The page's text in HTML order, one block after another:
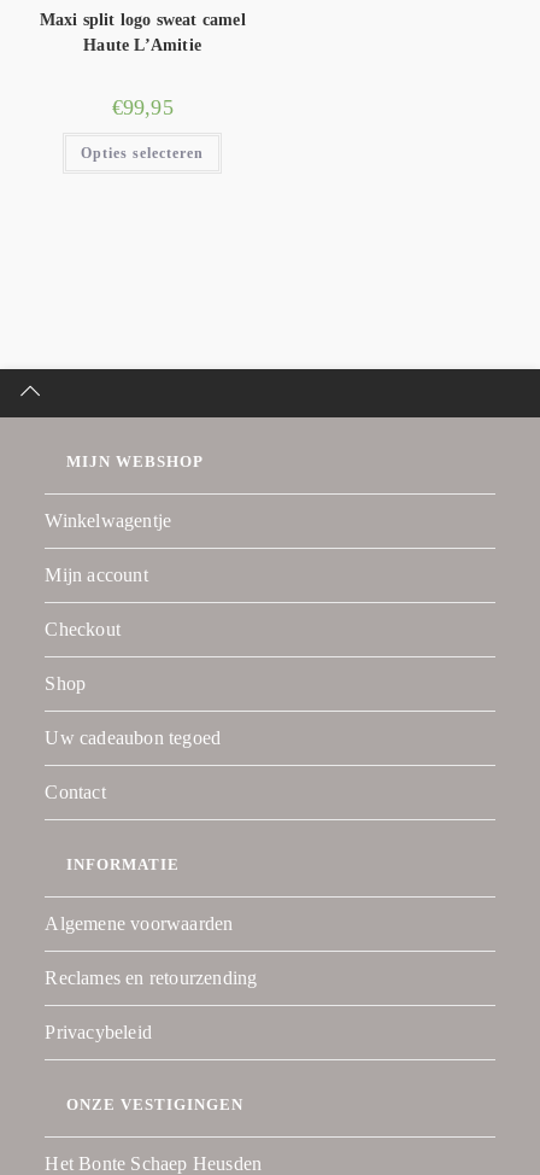
Maxi split logo sweat camel
Haute L’Amitie
€99,95
Opties selecteren
MIJN WEBSHOP
Winkelwagentje
Mijn account
Checkout
Shop
Uw cadeaubon tegoed
Contact
INFORMATIE
Algemene voorwaarden
Reclames en retourzending
Privacybeleid
ONZE VESTIGINGEN
Het Bonte Schaep Heusden